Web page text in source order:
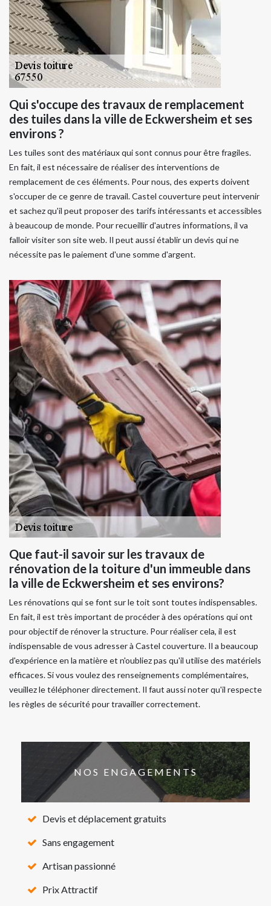
Qui s'occupe des travaux de remplacement
des tuiles dans la ville de Eckwersheim et ses
environs ?
Les tuiles sont des matériaux qui sont connus pour être fragiles.
En fait, il est nécessaire de réaliser des interventions de
remplacement de ces éléments. Pour nous, des experts doivent
s'occuper de ce genre de travail. Castel couverture peut intervenir
et sachez qu'il peut proposer des tarifs intéressants et accessibles
à beaucoup de monde. Pour recueillir d'autres informations, il va
falloir visiter son site web. Il peut aussi établir un devis qui ne
nécessite pas le paiement d'une somme d'argent.
Que faut-il savoir sur les travaux de
rénovation de la toiture d'un immeuble dans
la ville de Eckwersheim et ses environs?
Les rénovations qui se font sur le toit sont toutes indispensables.
En fait, il est très important de procéder à des opérations qui ont
pour objectif de rénover la structure. Pour réaliser cela, il est
indispensable de vous adresser à Castel couverture. Il a beaucoup
d'expérience en la matière et n'oubliez pas qu'il utilise des matériels
efficaces. Si vous voulez des renseignements complémentaires,
veuillez le téléphoner directement. Il faut aussi noter qu'il respecte
les règles de sécurité pour travailler correctement.
NOS ENGAGEMENTS
Devis et déplacement gratuits
Sans engagement
Artisan passionné
Prix Attractif